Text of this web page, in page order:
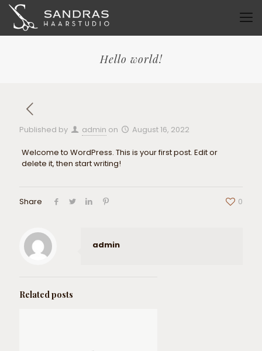
Hello world!
Published by admin on August 16, 2022
Welcome to WordPress. This is your first post. Edit or
delete it, then start writing!
Share 0
admin
Related posts